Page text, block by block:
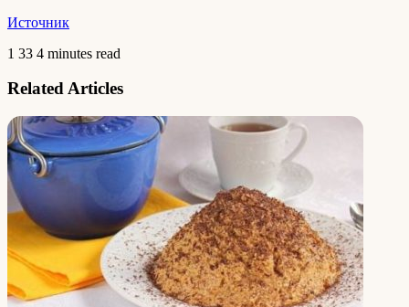
Источник
1 33 4 minutes read
Related Articles